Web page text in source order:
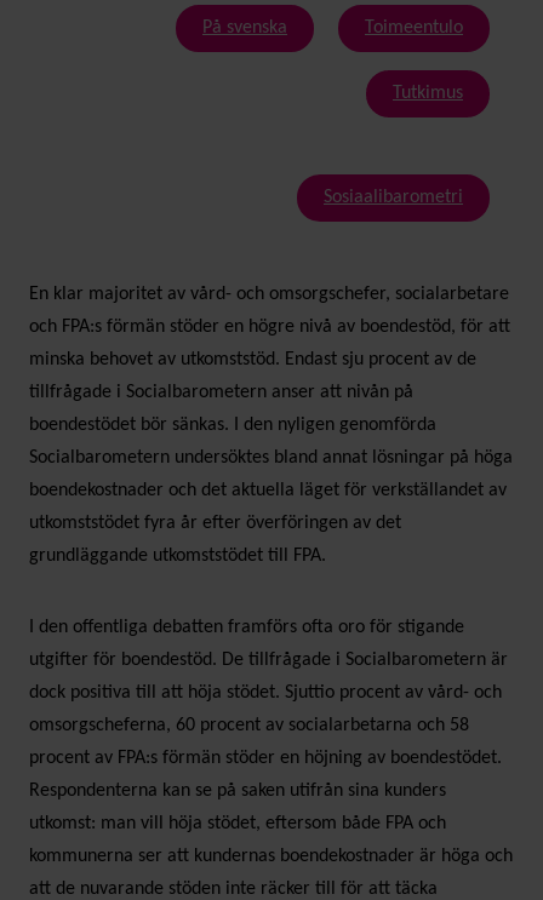
På svenska Toimeentulo
Tutkimus
Sosiaalibarometri
En klar majoritet av vård- och omsorgschefer, socialarbetare
och FPA:s förmän stöder en högre nivå av boendestöd, för att
minska behovet av utkomststöd. Endast sju procent av de
tillfrågade i Socialbarometern anser att nivån på
boendestödet bör sänkas. I den nyligen genomförda
Socialbarometern undersöktes bland annat lösningar på höga
boendekostnader och det aktuella läget för verkställandet av
utkomststödet fyra år efter överföringen av det
grundläggande utkomststödet till FPA.
I den offentliga debatten framförs ofta oro för stigande
utgifter för boendestöd. De tillfrågade i Socialbarometern är
dock positiva till att höja stödet. Sjuttio procent av vård- och
omsorgscheferna, 60 procent av socialarbetarna och 58
procent av FPA:s förmän stöder en höjning av boendestödet.
Respondenterna kan se på saken utifrån sina kunders
utkomst: man vill höja stödet, eftersom både FPA och
kommunerna ser att kundernas boendekostnader är höga och
att de nuvarande stöden inte räcker till för att täcka